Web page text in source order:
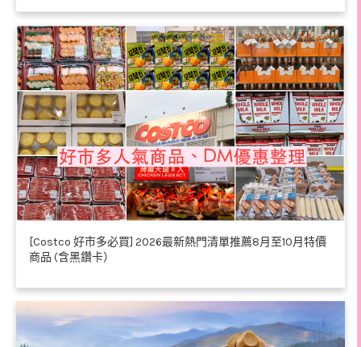
[Costco 好市多必買] 2026最新熱門清單推薦8月至10月特價
商品 (含黑鑽卡）